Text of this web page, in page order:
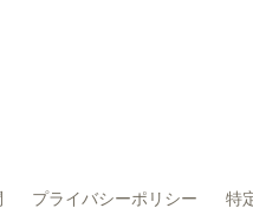
プライバシーポリシー 特